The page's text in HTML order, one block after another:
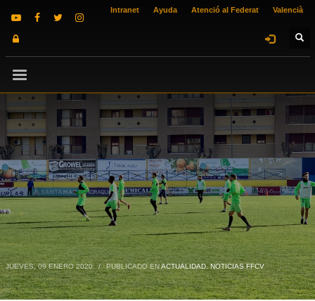
Intranet Ayuda Atenció al Federat Valencià
JUEVES, 09 ENERO 2020 / PUBLICADO ENACTUALIDAD,NOTICIAS FFCV